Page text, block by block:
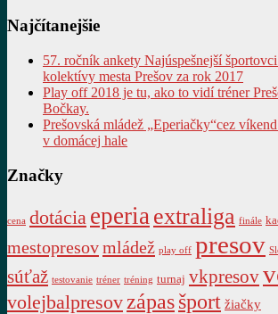
Najčítanejšie
57. ročník ankety Najúspešnejší
kolektívy mesta Prešov za rok 2017
Play off 2018 je tu, ako to vidí tréner
Bočkay.
Prešovská mládež „Eperiačky“cez
v domácej hale
Značky
cena dotácia eperia extraliga finále
mestopresovmládež play off presov
súťaž testovanie tréner tréning turnaj vkpresov
volejbalpresov zápasšport žiačky